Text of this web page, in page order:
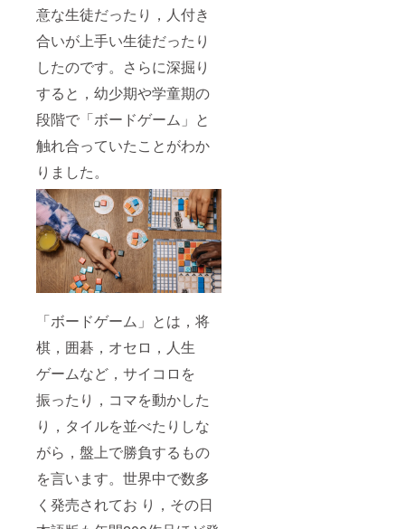
意な生徒だったり，人付き
合いが上手い生徒だったり
したのです。さらに深掘り
すると，幼少期や学童期の
段階で「ボードゲーム」と
触れ合っていたことがわか
りました。
「ボードゲーム」とは，将
棋，囲碁，オセロ，人生
ゲームなど，サイコロを
振ったり，コマを動かした
り，タイルを並べたりしな
がら，盤上で勝負するもの
を言います。世界中で数多
く発売されてお り，その日